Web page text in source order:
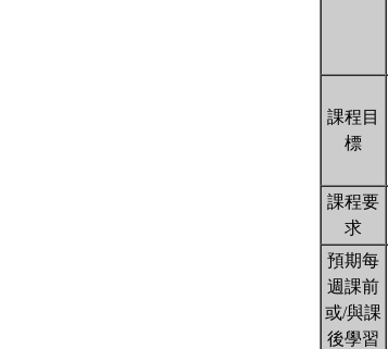
課程目
標
課程要
求
預期每
週課前
或/與課
後學習